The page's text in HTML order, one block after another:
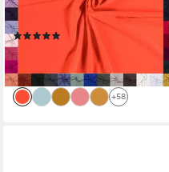
orange
7,27 €
(9,09 €/ 1 qm)
lieferbar - in 3-4 Werktagen bei dir
+58